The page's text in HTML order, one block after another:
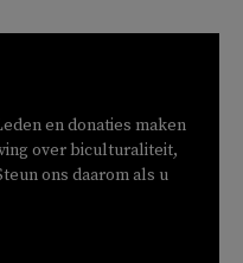
en donaties maken
over biculturaliteit,
ons daarom als u